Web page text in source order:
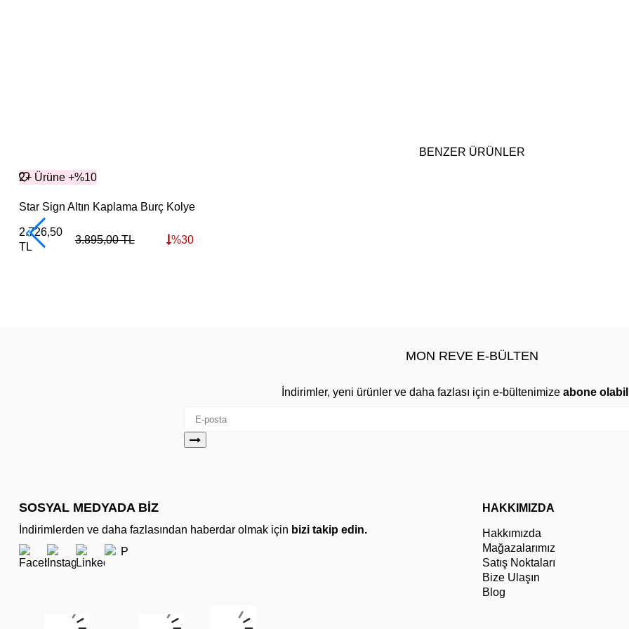
BENZER ÜRÜNLER
2+ Ürüne +%10
Star Sign Altın Kaplama Burç Kolye
2.726,50
TL
3.895,00TL %30
MON REVE E-BÜLTEN
İndirimler, yeni ürünler ve daha fazlası için e-bültenimize abone
SOSYAL MEDYADA BİZ
İndirimlerden ve daha fazlasından haberdar olmak için bizi takip edin.
HAKKIMIZDA
Hakkımızda
Mağazalarımız
Satış Noktaları
Bize Ulaşın
Blog